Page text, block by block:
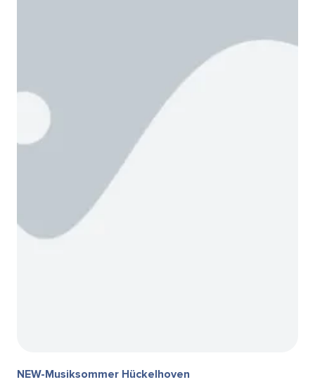
NEW-Musiksommer Hückelhoven